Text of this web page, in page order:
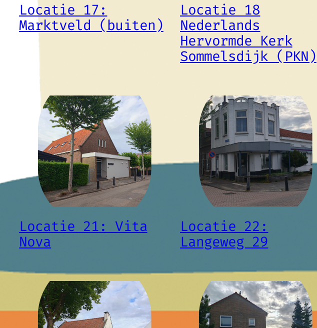
Locatie 17:
Marktveld (buiten)
Locatie 18
Nederlands
Hervormde Kerk
Sommelsdijk (PKN)
Locatie 21: Vita
Nova
Locatie 22:
Langeweg 29